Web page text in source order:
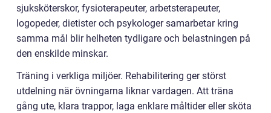
sjuksköterskor, fysioterapeuter, arbetsterapeuter,
logopeder, dietister och psykologer samarbetar kring
samma mål blir helheten tydligare och belastningen på
den enskilde minskar.
Träning i verkliga miljöer. Rehabilitering ger störst
utdelning när övningarna liknar vardagen. Att träna
gång ute, klara trappor, laga enklare måltider eller sköta